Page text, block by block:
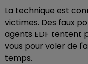
La technique est
victimes. Des faux
agents EDF tentent
vous pour voler de
temps.